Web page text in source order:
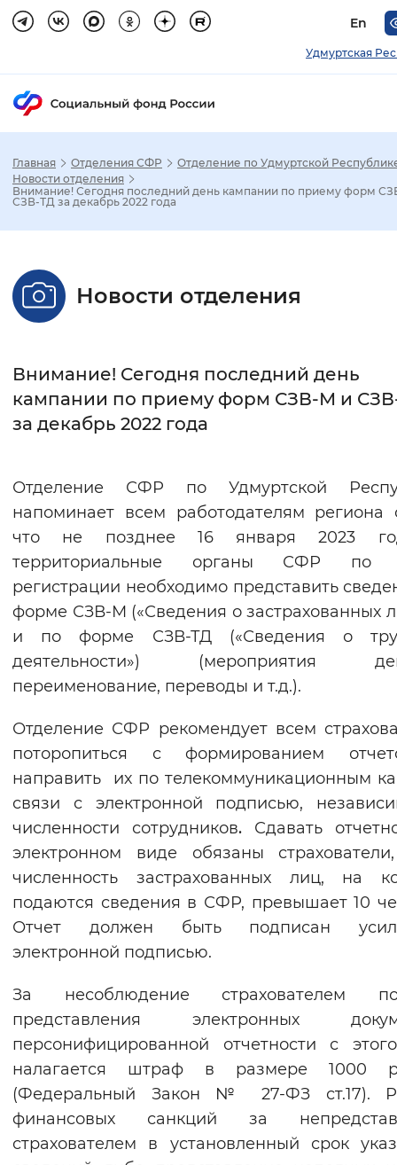
En
Удмуртская
Стандартный Увеличенный
Без засечек С засечками
Интервал между буквами
Цвет сайта
Монохромный Инверсивный
Синий фон
Изображения
Включены Выключены
Воспроизвести Остановить
Вернуть стандартные настройки
Главная Отделения СФР
Отделение по Удмуртской
Новости отделения
Внимание! Сегодня последний день кампании по приему форм
СЗВ-ТД за декабрь 2022 года
Новости отделения
Внимание! Сегодня последний день
кампании по приему форм СЗВ-М и
за декабрь 2022 года
Отделение СФР по Удмуртской
напоминает всем работодателям региона
что не позднее 16 января 2023
территориальные органы СФР по
регистрации необходимо представить
форме СЗВ-М («Сведения о застрахованных
и по форме СЗВ-ТД («Сведения о
деятельности») (мероприятия
переименование, переводы и т.д.).
Отделение СФР рекомендует всем
поторопиться с формированием
направить их по телекоммуникационным
связи с электронной подписью,
численности сотрудников. Сдавать
электронном виде обязаны
численность застрахованных лиц, на
подаются сведения в СФР, превышает 10
Отчет должен быть подписан
электронной подписью.
За несоблюдение страхователем
представления электронных
персонифицированной отчетности с
налагается штраф в размере 1000
(Федеральный Закон № 27-ФЗ ст.17).
финансовых санкций за
страхователем в установленный срок